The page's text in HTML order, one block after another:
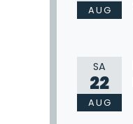
AUG
SA
22
AUG